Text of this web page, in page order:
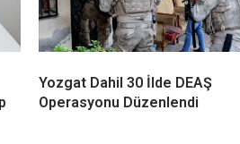
Yozgat Dahil 30 İlde DEAŞ
Operasyonu Düzenlendi